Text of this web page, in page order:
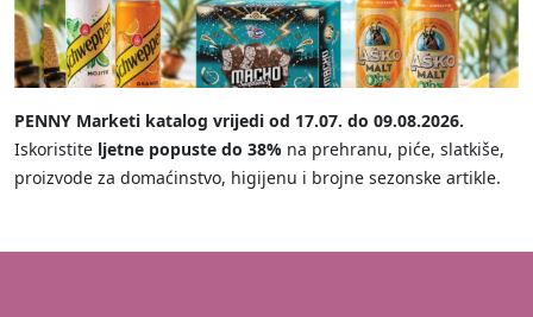
PENNY Marketi katalog vrijedi od 17.07. do 09.08.2026.
Iskoristite ljetne popuste do 38% na prehranu, piće, slatkiše,
proizvode za domaćinstvo, higijenu i brojne sezonske artikle.